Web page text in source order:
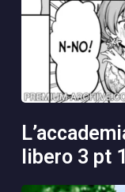
l’accademia dell’accoppiamento
libero 3 pt 1